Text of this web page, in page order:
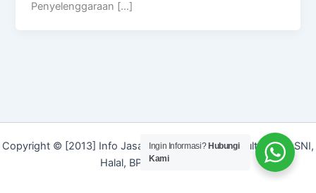
Penyelenggaraan […]
Copyright © [2013] Info Jasa | Layanan Jasa Konsultan ISO, SNI,
Halal, BPOM dan Merek]
Ingin Informasi? Hubungi
Kami